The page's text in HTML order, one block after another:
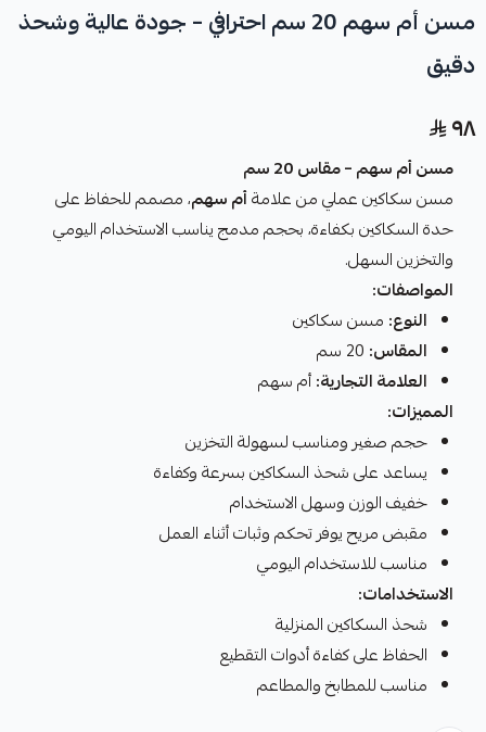
مسن أم سهم 20 سم احترافي – جودة عالية وشحذ
دقيق
٩٨
مسن أم سهم – مقاس 20 سم
مسن سكاكين عملي من علامةأم سهم، مصمم للحفاظ على
حدة السكاكين بكفاءة، بحجم مدمج يناسب الاستخدام اليومي
والتخزين السهل.
المواصفات:
النوع: مسن سكاكين
المقاس:
العلامة التجارية:أم سهم
المميزات:
حجم صغير ومناسب لسهولة التخزين
يساعد على شحذ السكاكين بسرعة وكفاءة
خفيف الوزن وسهل الاستخدام
مقبض مريح يوفر تحكم وثبات أثناء العمل
مناسب للاستخدام اليومي
الاستخدامات:
شحذ السكاكين المنزلية
الحفاظ على كفاءة أدوات التقطيع
مناسب للمطابخ والمطاعم